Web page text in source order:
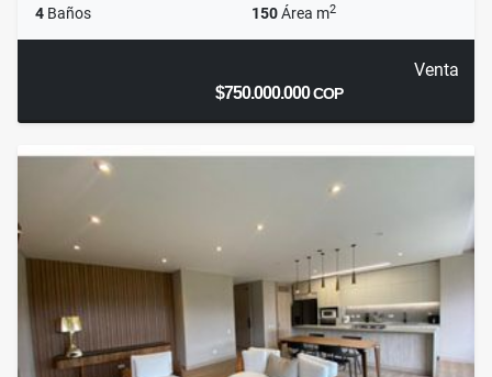
4 Baños 150Área m2
Venta
$750.000.000COP